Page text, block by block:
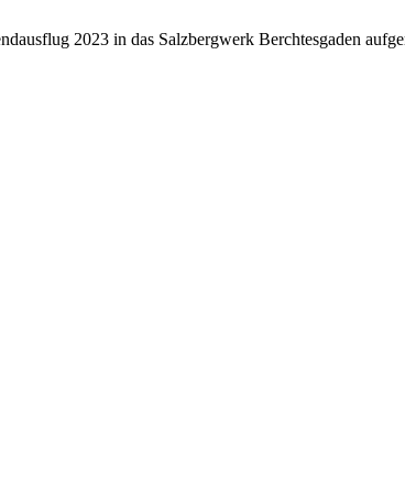
2023 in das Salzbergwerk Berchtesgaden